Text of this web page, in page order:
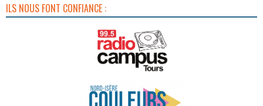
ILS NOUS FONT CONFIANCE :